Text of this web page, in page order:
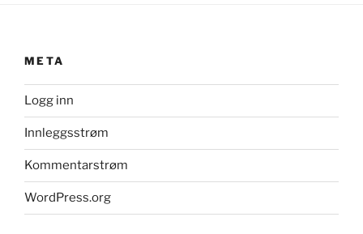
META
Logg inn
Innleggsstrøm
Kommentarstrøm
WordPress.org